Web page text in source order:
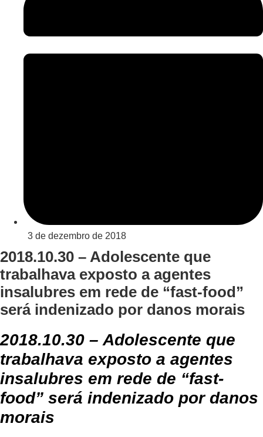
3 de dezembro de 2018
2018.10.30 – Adolescente que
trabalhava exposto a agentes
insalubres em rede de “fast-food”
será indenizado por danos morais
2018.10.30 – Adolescente que
trabalhava exposto a agentes
insalubres em rede de “fast-
food” será indenizado por danos
morais